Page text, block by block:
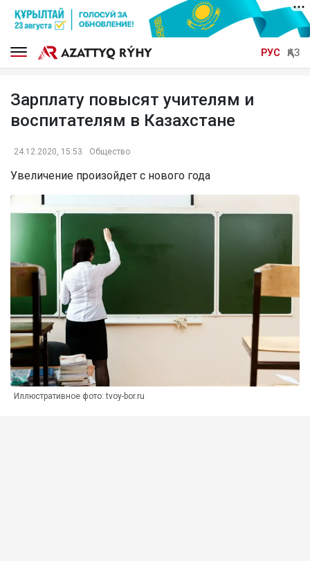
РУС ҚАЗ
Зарплату повысят учителям и
воспитателям в Казахстане
24.12.2020, 15:53 Общество
Увеличение произойдет с нового года
Иллюстративное фото: tvoy-bor.ru